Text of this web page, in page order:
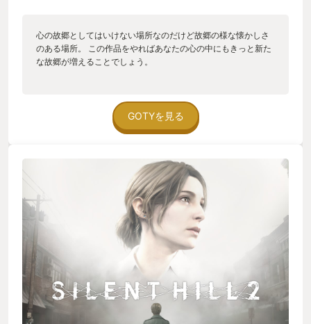
心の故郷としてはいけない場所なのだけど故郷の様な懐かしさ
のある場所。 この作品をやればあなたの心の中にもきっと新た
な故郷が増えることでしょう。
GOTYを見る